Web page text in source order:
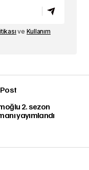
ve Kullanım
2. sezon
yayımlandı